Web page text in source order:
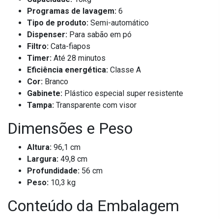
Programas de lavagem: 6
Tipo de produto: Semi-automático
Dispenser: Para sabão em pó
Filtro: Cata-fiapos
Timer: Até 28 minutos
Eficiência energética: Classe A
Cor: Branco
Gabinete: Plástico especial super resistente
Tampa: Transparente com visor
Dimensões e Peso
Altura: 96,1 cm
Largura: 49,8 cm
Profundidade: 56 cm
Peso: 10,3 kg
Conteúdo da Embalagem